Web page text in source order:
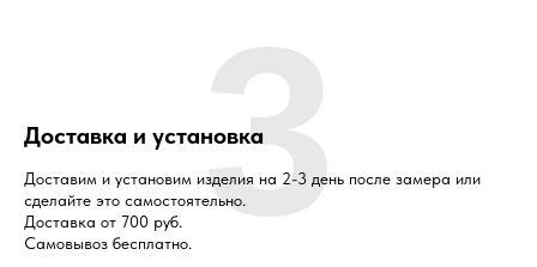
Доставка и установка
Доставим и установим изделия на 2-3 день после замера или
сделайте это самостоятельно.
Доставка от 700 руб.
Самовывоз бесплатно. 3